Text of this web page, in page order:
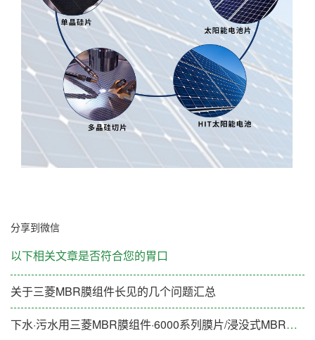
分享到微信
以下相关文章是否符合您的胃口
关于三菱MBR膜组件长见的几个问题汇总
下水·污水用三菱MBR膜组件·6000系列膜片/浸没式MBR膜片